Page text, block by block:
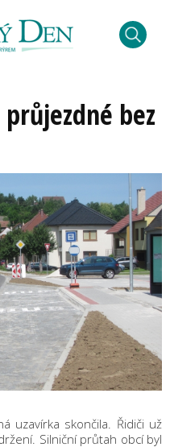
bez
uzavírka skončila. Řidiči už
Silniční průtah obcí byl